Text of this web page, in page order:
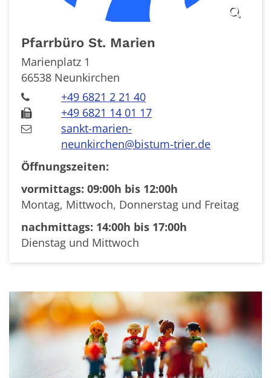
Pfarrbüro St. Marien
Marienplatz 1
66538 Neunkirchen
+49 6821 2 21 40
+49 6821 14 01 17
sankt-marien-
neunkirchen@bistum-trier.de
Öffnungszeiten:
vormittags: 09:00h bis 12:00h
Montag, Mittwoch, Donnerstag und Freitag
nachmittags: 14:00h bis 17:00h
Dienstag und Mittwoch